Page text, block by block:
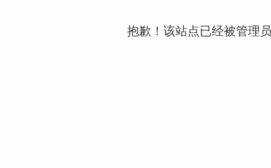
抱歉！该站点已经被管理